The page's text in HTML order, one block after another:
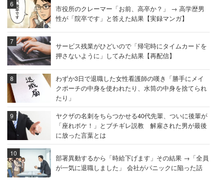
市役所のクレーマー「お前、高卒か？」 → 高学歴男
性が「院卒です」と答えた結果【実録マンガ】
サービス残業がひどいので「帰宅時にタイムカードを
押さないように」してみた結果【再配信】
わずか3日で退職した女性看護師の嘆き「勝手にメイ
クポーチの中身を使われたり、水筒の中身を捨てられ
たり」
ヤクザの名刺をちらつかせる40代先輩、ついに後輩が
「座れボケ！」とブチギレ説教 解雇された男が最後
に放った言葉とは
部署異動するから「時給下げます」その結果 →「全員
が一気に退職しました」 会社がパニックに陥った話